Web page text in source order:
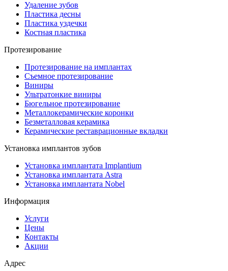
Удаление зубов
Пластика десны
Пластика уздечки
Костная пластика
Протезирование
Протезирование на имплантах
Съемное протезирование
Виниры
Ультратонкие виниры
Бюгельное протезирование
Металлокерамические коронки
Безметалловая керамика
Керамические реставрационные вкладки
Установка имплантов зубов
Установка имплантата Implantium
Установка имплантата Astra
Установка имплантата Nobel
Информация
Услуги
Цены
Контакты
Акции
Адрес